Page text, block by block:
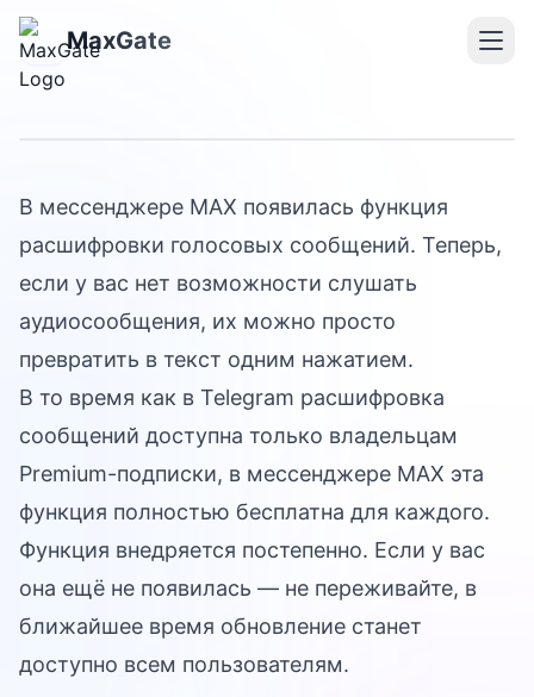
MaxGate
Расшифровка аудио в
MAX
В мессенджере MAX появилась функция
расшифровки голосовых сообщений. Теперь,
если у вас нет возможности слушать
аудиосообщения, их можно просто
превратить в текст одним нажатием.
В то время как в Telegram расшифровка
сообщений доступна только владельцам
Premium-подписки, в мессенджере MAX эта
функция полностью бесплатна для каждого.
Функция внедряется постепенно. Если у вас
она ещё не появилась — не переживайте, в
ближайшее время обновление станет
доступно всем пользователям.